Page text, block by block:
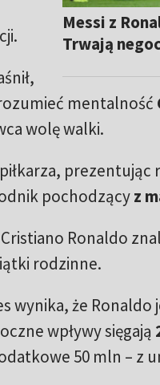
Messi z
Trwają
mentalność
wolę walki.
prezentując
pochodzącyz
Ronaldo
rodzinne.
wynika, że Ronaldo
wpływy sięgają
50 mln – z